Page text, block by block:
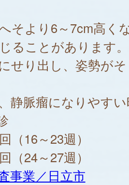
そより6～7cm高く
ることがあります。
せり出し、姿勢が
静脈瘤になりやす
16～23週）
24～27週）
事業／日立市